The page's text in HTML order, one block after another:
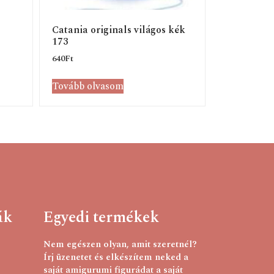
Catania originals világos kék
173
640Ft
Tovább olvasom
Egyedi termékek
Nem egészen olyan, amit szeretnél?
Írj üzenetet és elkészítem neked a
saját amigurumi figurádat a saját